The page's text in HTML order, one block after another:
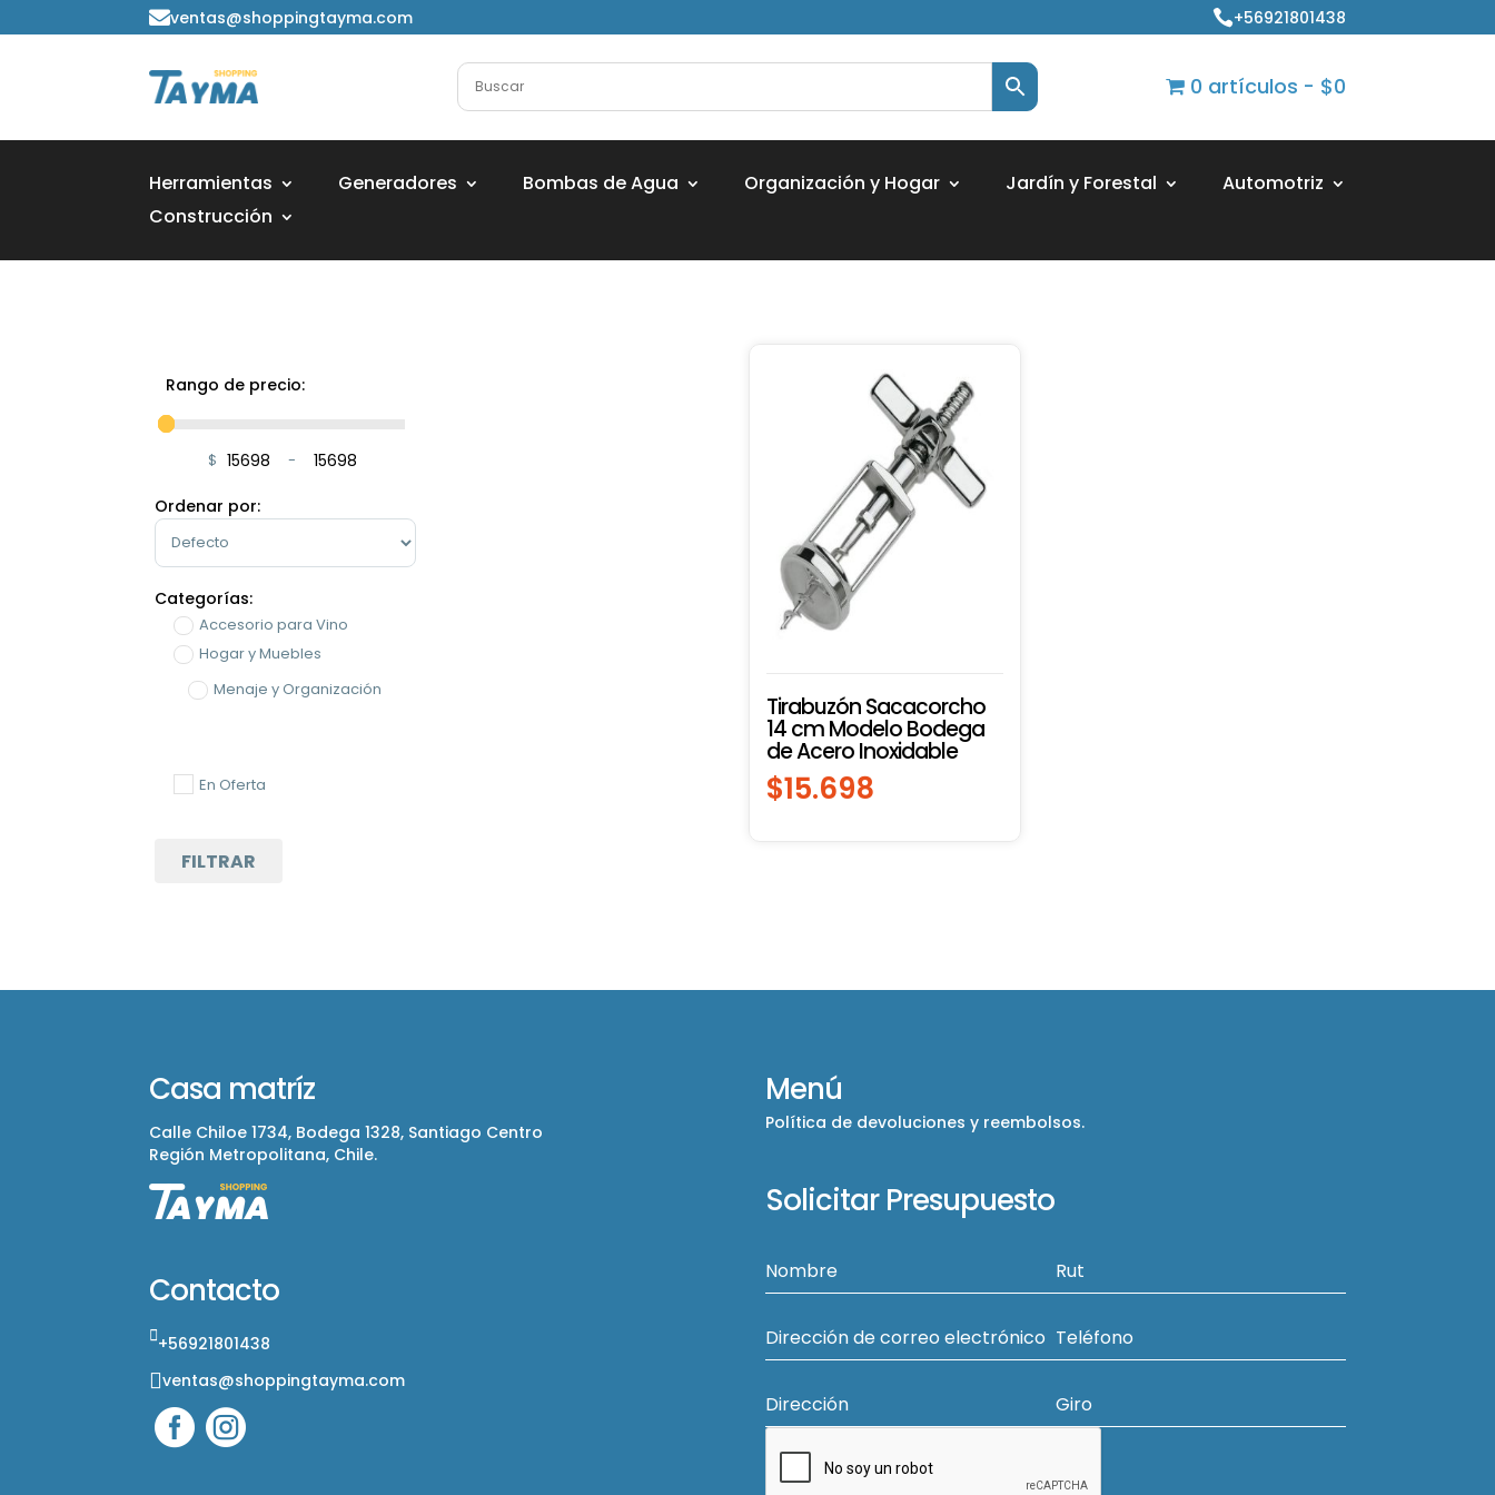
ventas@shoppingtayma.com +56921801438
0 artículos $0
Herramientas Generadores Bombas de Agua Organización y Hogar Jardín y Forestal
Automotriz
Construcción
Rango de precio:
$ Minimum Price
-
Maximum Price
Ordenar por:
Sort Products
Categorías:
Accesorio para Vino
Hogar y Muebles
Menaje y Organización
En Oferta
FILTRAR
Tirabuzón Sacacorcho
14 cm Modelo Bodega
de Acero Inoxidable
$15.698
Casa matríz
Calle Chiloe 1734, Bodega 1328, Santiago Centro
Región Metropolitana, Chile.
Contacto
+56921801438
ventas@shoppingtayma.com
 
Menú
Política de devoluciones y reembolsos.
Solicitar Presupuesto
Nombre Rut
Dirección de correo electrónico Teléfono
Dirección Giro